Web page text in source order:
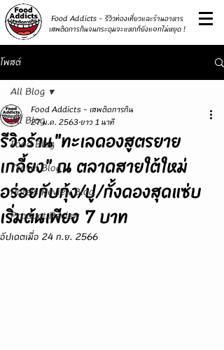
Food Addicts - รีวิวท่องเที่ยวและร้านอาหาร
เสพติดการกินจนกระดุมจะแหกก็ยังแ๑กไม่หยุด !
โพสต์
All Blog
Food Blog
Travel Blog
Hotels Review Blog
Product Review
All Blog
รีวิวร้าน"ทะเลดองสูตรยาย
เกลี้ยง" ณ ตลาดสายใต้ใหม่
อร่อยกับกุ้ง/ปู/กั้งดองสุดแซ่บ
เริ่มต้นเพียง 7 บาท
Food Addicts - เสพติดการกิน
27 ม.ค. 2563ยาว 1 นาที
อัปเดตเมื่อ 24 ก.ย. 2566